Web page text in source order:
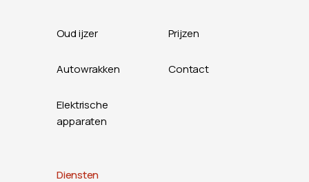
Oud ijzer
Autowrakken
Elektrische
apparaten
Prijzen
Contact
Diensten